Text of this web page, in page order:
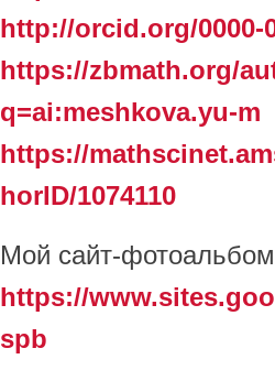
http://orcid.org/0000-
https://zbmath.org/
q=ai:meshkova.yu-m
https://
horID/1074110
Мой сайт-
https://
spb